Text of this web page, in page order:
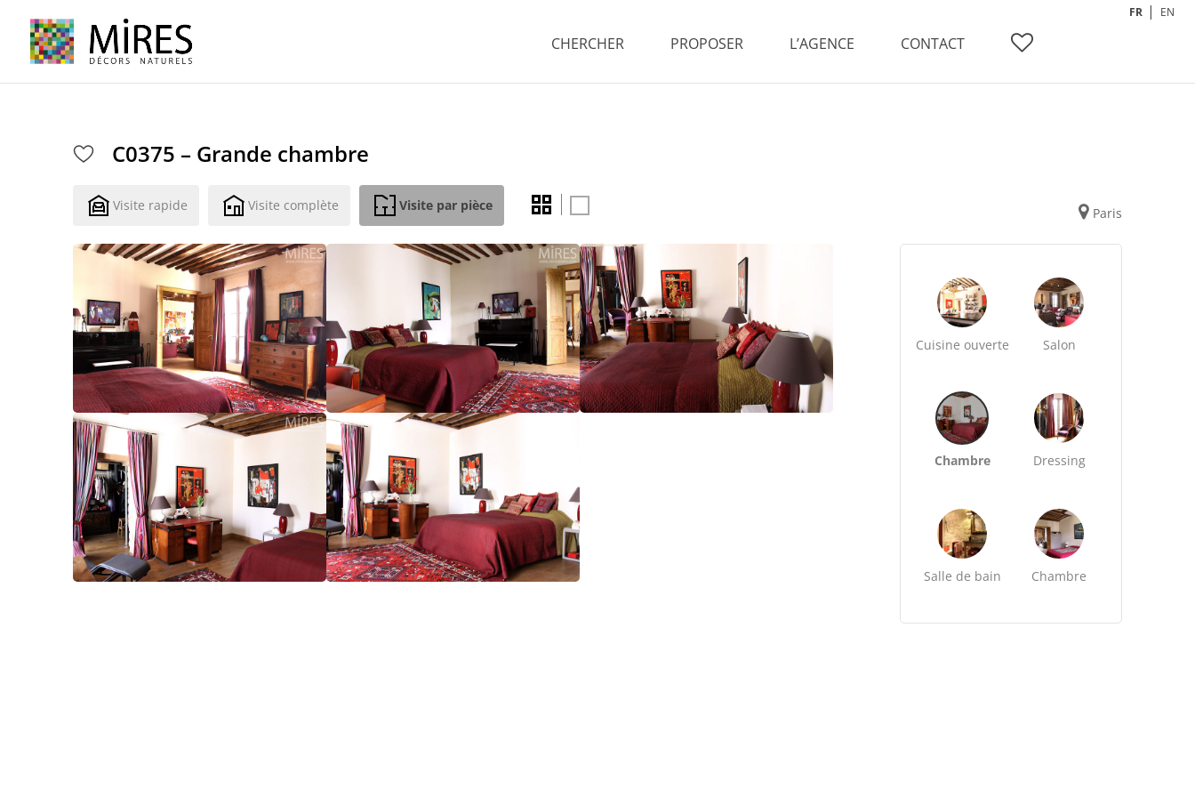
CHERCHER PROPOSER L’AGENCE CONTACT
FR EN
C0375 – Grande chambre
Visite rapide Visite complète Visite par pièce Paris
Cuisine ouverte Salon
Chambre Dressing
Salle de bain Chambre